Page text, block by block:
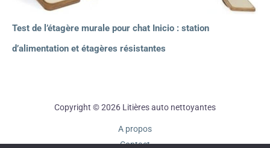
Test de l’étagère murale pour chat Inicio : station
d’alimentation et étagères résistantes
Copyright © 2026 Litières auto nettoyantes
A propos
Contact